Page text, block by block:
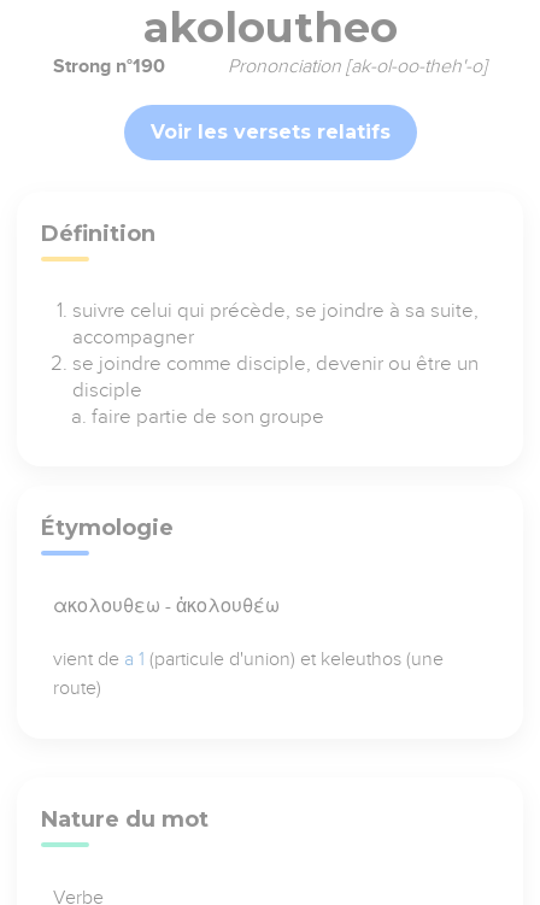
akoloutheo
Strong n°190 Prononciation [ak-ol-oo-theh'-o]
Voir les versets relatifs
Définition
suivre celui qui précède, se joindre à sa suite,
accompagner
se joindre comme disciple, devenir ou être un
disciple
faire partie de son groupe
Étymologie
ακολουθεω - ἀκολουθέω
vient de a 1 (particule d'union) et keleuthos (une
route)
Nature du mot
Verbe